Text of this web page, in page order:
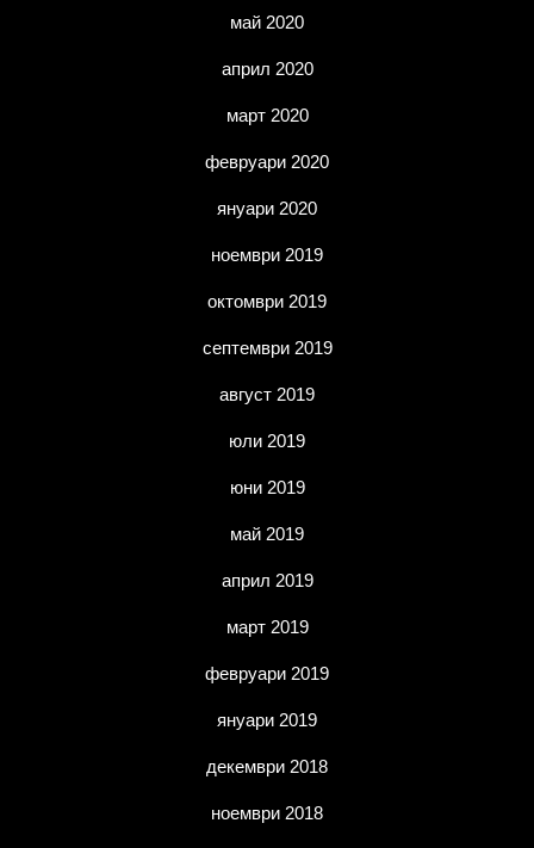
май 2020
април 2020
март 2020
февруари 2020
януари 2020
ноември 2019
октомври 2019
септември 2019
август 2019
юли 2019
юни 2019
май 2019
април 2019
март 2019
февруари 2019
януари 2019
декември 2018
ноември 2018